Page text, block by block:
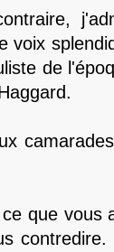
voix
de
que vous